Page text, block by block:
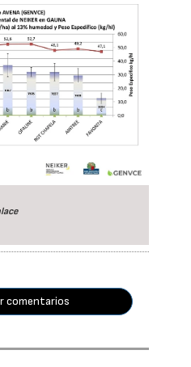
comentarios